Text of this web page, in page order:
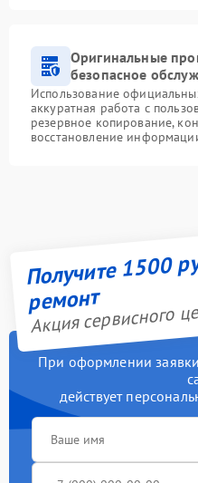
Оригинальные
безопасное
Использование
аккуратная работа с
резервное копирование,
восстановление
Получите 1500
ремонт
Акция сервисного
При оформлении
действует